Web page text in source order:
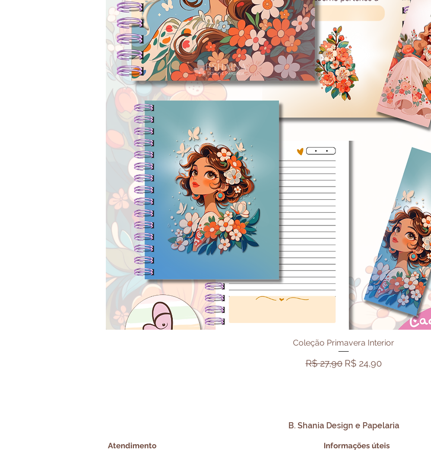
Visualização rápida
Coleção Primavera Interior
Preço normal
R$ 27,90 Preço promocional
R$ 24,90
B. Shania Design e Papelaria
Atendimento Informações úteis